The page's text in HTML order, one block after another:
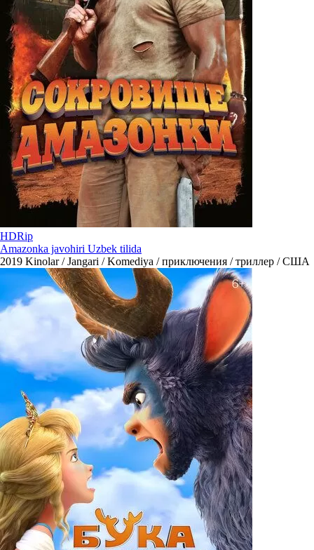
HDRip
Amazonka javohiri Uzbek tilida
2019 Kinolar / Jangari / Komediya / приключения / триллер / США